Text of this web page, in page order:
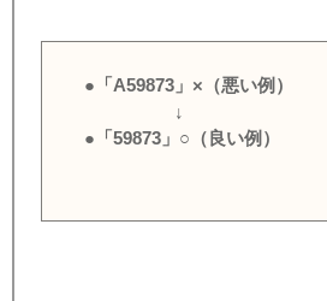
●「A59873」×（悪い例）
↓
●「59873」○（良い例）